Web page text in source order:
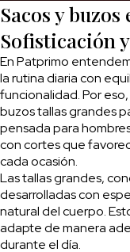
Sacos y
Sofisticación
En Patprimo
la rutina diaria con
funcionalidad. Por
buzos tallas grandes
pensada para
con cortes que
cada ocasión.
Las tallas grandes,
desarrolladas con
natural del cuerpo.
adapte de manera
durante el día.